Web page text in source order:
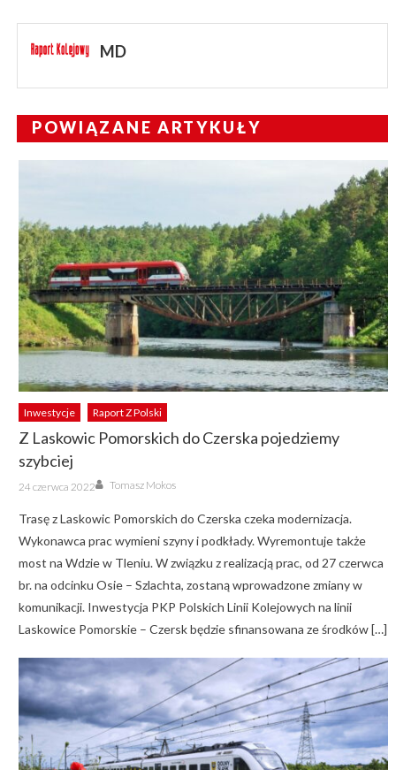
MD
POWIĄZANE ARTYKUŁY
Inwestycje Raport Z Polski
Z Laskowic Pomorskich do Czerska pojedziemy
szybciej
Posted
on
24 czerwca 2022 Author
Tomasz Mokos
Trasę z Laskowic Pomorskich do Czerska czeka modernizacja.
Wykonawca prac wymieni szyny i podkłady. Wyremontuje także
most na Wdzie w Tleniu. W związku z realizacją prac, od 27 czerwca
br. na odcinku Osie – Szlachta, zostaną wprowadzone zmiany w
komunikacji. Inwestycja PKP Polskich Linii Kolejowych na linii
Laskowice Pomorskie – Czersk będzie sfinansowana ze środków […]